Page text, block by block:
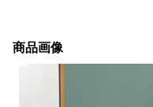
商品画像